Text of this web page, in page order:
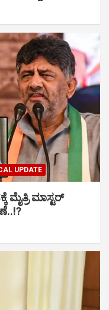
UPDATE
ಮಾಸ್ಟರ್